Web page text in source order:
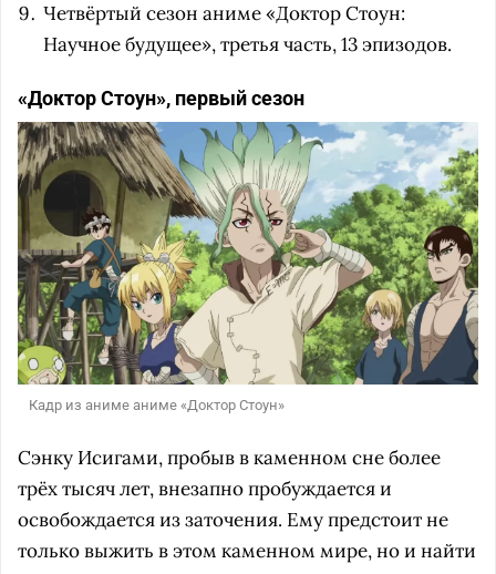
Четвёртый сезон аниме «Доктор Стоун:
Научное будущее», третья часть, 13 эпизодов.
«Доктор Стоун», первый сезон
Кадр из аниме аниме «Доктор Стоун»
Сэнку Исигами, пробыв в каменном сне более
трёх тысяч лет, внезапно пробуждается и
освобождается из заточения. Ему предстоит не
только выжить в этом каменном мире, но и найти